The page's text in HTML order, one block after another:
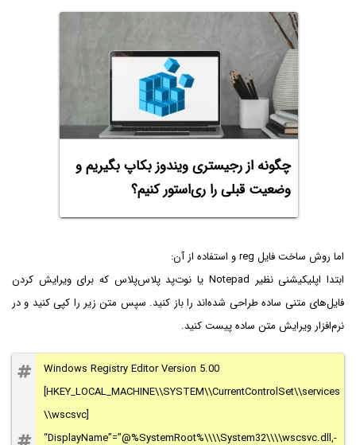
چگونه از رجیستری ویندوز بکاپ بگیریم و
وضعیت قبلی را ری‌استور کنیم؟
اما روش ساخت فایل reg و استفاده از آن:
ابتدا اپلیکیشنی نظیر Notepad یا نوت‌پد پلاس‌پلاس که برای ویرایش کردن
فایل‌های متنی ساده طراحی شده‌اند را باز کنید. سپس متن زیر را کپی کنید و در
نرم‌افزار ویرایش متن ساده پیست کنید.
Windows Registry Editor Version 5.00
[HKEY_LOCAL_MACHINE\\SYSTEM\\CurrentControlSet\\services
\\wscsvc]
“DisplayName”=”@%SystemRoot%\\\\System32\\\\wscsvc.dll,-